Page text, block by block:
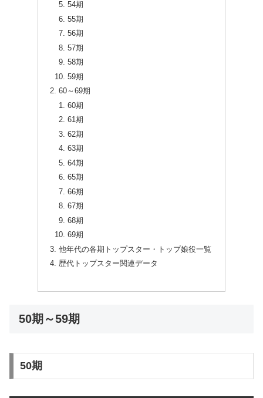
54期
55期
56期
57期
58期
59期
60～69期
60期
61期
62期
63期
64期
65期
66期
67期
68期
69期
他年代の各期トップスター・トップ娘役一覧
歴代トップスター関連データ
50期～59期
50期